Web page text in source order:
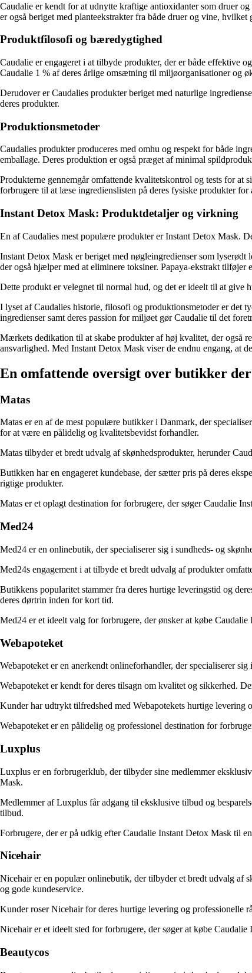
Caudalie er kendt for at udnytte kraftige antioxidanter som druer
er også beriget med planteekstrakter fra både druer og vine,
Produktfilosofi og bæredygtighed
Caudalie er engageret i at tilbyde produkter, der er både effektive
Caudalie 1 % af deres årlige omsætning til miljøorganisationer og
Derudover er Caudalies produkter beriget med naturlige
deres produkter.
Produktionsmetoder
Caudalies produkter produceres med omhu og respekt for både
emballage. Deres produktion er også præget af minimal
Produkterne gennemgår omfattende kvalitetskontrol og tests for at
forbrugere til at læse ingredienslisten på deres fysiske produkter
Instant Detox Mask: Produktdetaljer og virkning
En af Caudalies mest populære produkter er Instant Detox Mask.
Instant Detox Mask er beriget med nøgleingredienser som
der også hjælper med at eliminere toksiner. Papaya-ekstrakt tilføjer
Dette produkt er velegnet til normal hud, og det er ideelt til at give
I lyset af Caudalies historie, filosofi og produktionsmetoder er det
ingredienser samt deres passion for miljøet gør Caudalie til det
Mærkets dedikation til at skabe produkter af høj kvalitet, der også
ansvarlighed. Med Instant Detox Mask viser de endnu engang, at
En omfattende oversigt over butikker
Matas
Matas er en af de mest populære butikker i Danmark, der
for at være en pålidelig og kvalitetsbevidst forhandler.
Matas tilbyder et bredt udvalg af skønhedsprodukter, herunder
Butikken har en engageret kundebase, der sætter pris på deres
rigtige produkter.
Matas er et oplagt destination for forbrugere, der søger Caudalie
Med24
Med24 er en onlinebutik, der specialiserer sig i sundheds- og
Med24s engagement i at tilbyde et bredt udvalg af produkter
Butikkens popularitet stammer fra deres hurtige leveringstid og
deres dørtrin inden for kort tid.
Med24 er et ideelt valg for forbrugere, der ønsker at købe
Webapoteket
Webapoteket er en anerkendt onlineforhandler, der specialiserer
Webapoteket er kendt for deres tilsagn om kvalitet og sikkerhed.
Kunder har udtrykt tilfredshed med Webapotekets hurtige
Webapoteket er en pålidelig og professionel destination for
Luxplus
Luxplus er en forbrugerklub, der tilbyder sine medlemmer
Mask.
Medlemmer af Luxplus får adgang til eksklusive tilbud og
tilbud.
Forbrugere, der er på udkig efter Caudalie Instant Detox Mask til
Nicehair
Nicehair er en populær onlinebutik, der tilbyder et bredt udvalg af
og gode kundeservice.
Kunder roser Nicehair for deres hurtige levering og professionelle
Nicehair er et ideelt sted for forbrugere, der søger at købe
Beautycos